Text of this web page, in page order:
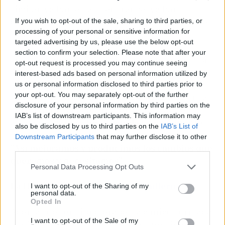
If you wish to opt-out of the sale, sharing to third parties, or
processing of your personal or sensitive information for
targeted advertising by us, please use the below opt-out
section to confirm your selection. Please note that after your
opt-out request is processed you may continue seeing
interest-based ads based on personal information utilized by
us or personal information disclosed to third parties prior to
your opt-out. You may separately opt-out of the further
disclosure of your personal information by third parties on the
IAB’s list of downstream participants. This information may
also be disclosed by us to third parties on the IAB’s List of
Downstream Participants that may further disclose it to other
Personal Data Processing Opt Outs
I want to opt-out of the Sharing of my
personal data.
Opted In
I want to opt-out of the Sale of my
experimentado algún nivel de hipnosis. Así de
fácil y natural ocurre.
Los que tengan problemas, no están solos. Y si
deciden plantarle cara, la hipnoterapia,
trabajando con hipnosis y accediendo a su
subconsciente de la manera adecuada y con las
herramientas necesarias en cada caso, les
ayuda de manerafácil, rápida y permanente
La Hipnoterapia conCarolina Cadierno